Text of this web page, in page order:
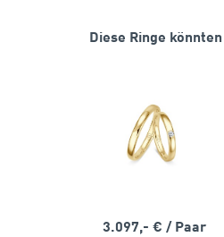
Diese Ringe
3.097,- € / Paar